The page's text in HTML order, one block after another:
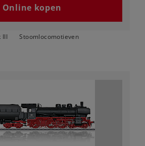
Online kopen
III Stoomlocomotieven